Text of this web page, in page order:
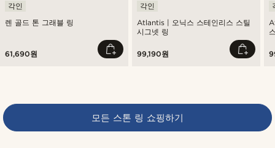
렌 골드 톤 그래블 링
각인
61,690원
Atlantis | 오닉스 스테인리스 스틸
시그넷 링
각인
99,190원
모든 스톤 링 쇼핑하기